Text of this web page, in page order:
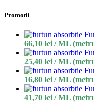
Promotii
66,10 lei / ML
25,40 lei / ML
16,80 lei / ML
41,70 lei / ML